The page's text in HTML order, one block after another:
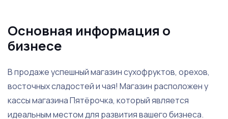
Основная информация о
бизнесе
В продаже успешный магазин сухофруктов, орехов,
восточных сладостей и чая! Магазин расположен у
кассы магазина Пятёрочка, который является
идеальным местом для развития вашего бизнеса.